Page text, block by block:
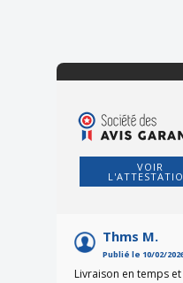
VOIR
Thms M.
Publié le 10/02/
Livraison en temps